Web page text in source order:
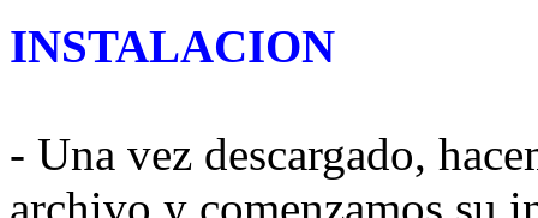
INSTALACION
- Una vez descargado,